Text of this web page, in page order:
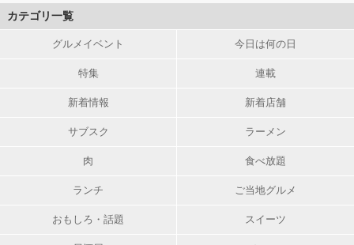
カテゴリ一覧
グルメイベント 今日は何の日
特集 連載
新着情報 新着店舗
サブスク ラーメン
肉 食べ放題
ランチ ご当地グルメ
おもしろ・話題 スイーツ